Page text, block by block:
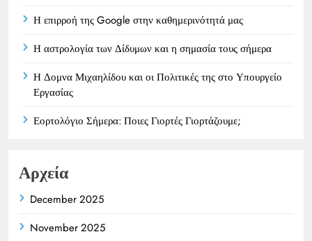
Η επιρροή της Google στην καθημερινότητά μας
Η αστρολογία των Δίδυμων και η σημασία τους σήμερα
Η Δομνα Μιχαηλίδου και οι Πολιτικές της στο Υπουργείο
Εργασίας
Εορτολόγιο Σήμερα: Ποιες Γιορτές Γιορτάζουμε;
Αρχεία
December 2025
November 2025